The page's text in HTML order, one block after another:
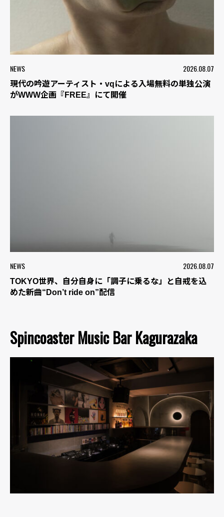
NEWS 2026.08.07
現代の吟遊アーティスト・vqによる入場無料の単独公演
がWWW企画『FREE』にて開催
NEWS 2026.08.07
TOKYO世界、自分自身に「調子に乗るな」と自戒を込
めた新曲“Don’t ride on”配信
Spincoaster Music Bar Kagurazaka